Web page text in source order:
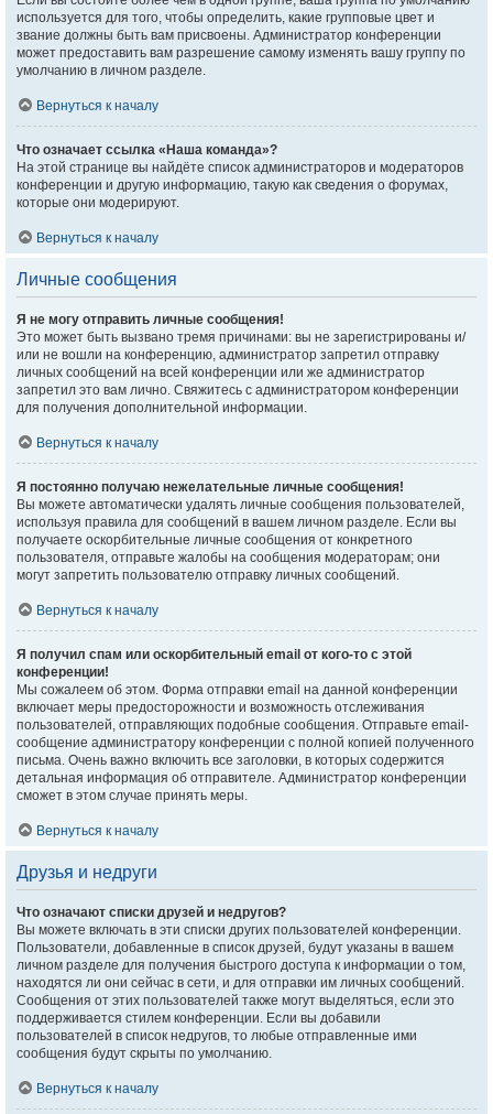
используется для того, чтобы определить, какие групповые цвет и
звание должны быть вам присвоены. Администратор конференции
может предоставить вам разрешение самому изменять вашу группу по
умолчанию в личном разделе.
Вернуться к началу
Что означает ссылка «Наша команда»?
На этой странице вы найдёте список администраторов и модераторов
конференции и другую информацию, такую как сведения о форумах,
которые они модерируют.
Вернуться к началу
Личные сообщения
Я не могу отправить личные сообщения!
Это может быть вызвано тремя причинами: вы не зарегистрированы и/
или не вошли на конференцию, администратор запретил отправку
личных сообщений на всей конференции или же администратор
запретил это вам лично. Свяжитесь с администратором конференции
для получения дополнительной информации.
Вернуться к началу
Я постоянно получаю нежелательные личные сообщения!
Вы можете автоматически удалять личные сообщения пользователей,
используя правила для сообщений в вашем личном разделе. Если вы
получаете оскорбительные личные сообщения от конкретного
пользователя, отправьте жалобы на сообщения модераторам; они
могут запретить пользователю отправку личных сообщений.
Вернуться к началу
Я получил спам или оскорбительный email от кого-то с этой
конференции!
Мы сожалеем об этом. Форма отправки email на данной конференции
включает меры предосторожности и возможность отслеживания
пользователей, отправляющих подобные сообщения. Отправьте email-
сообщение администратору конференции с полной копией полученного
письма. Очень важно включить все заголовки, в которых содержится
детальная информация об отправителе. Администратор конференции
сможет в этом случае принять меры.
Вернуться к началу
Друзья и недруги
Что означают списки друзей и недругов?
Вы можете включать в эти списки других пользователей конференции.
Пользователи, добавленные в список друзей, будут указаны в вашем
личном разделе для получения быстрого доступа к информации о том,
находятся ли они сейчас в сети, и для отправки им личных сообщений.
Сообщения от этих пользователей также могут выделяться, если это
поддерживается стилем конференции. Если вы добавили
пользователей в список недругов, то любые отправленные ими
сообщения будут скрыты по умолчанию.
Вернуться к началу